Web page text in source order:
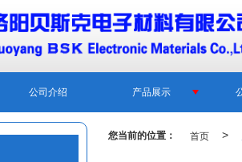
公司介绍 产品展示
您当前的位置： 首页 >